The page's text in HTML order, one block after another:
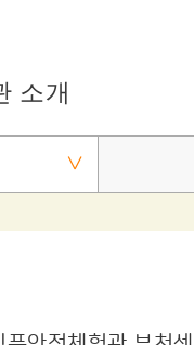
소개